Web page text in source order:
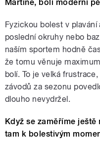
Martine, bolí moderní
Fyzickou bolest v
poslední okruhy nebo
naším sportem hodně
že tomu věnuje
bolí. To je velká
závodů za sezonu
dlouho nevydržel.
Když se zaměříme
tam k bolestivým